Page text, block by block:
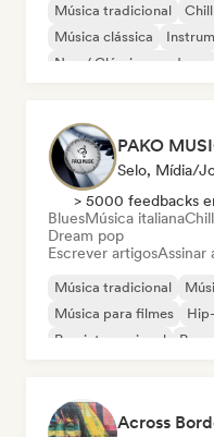
Música tradicional
Música clássica
Neo / Clássico moderno
PAKO
Selo, Mídia/
> 5000 feedbacks
BluesMúsica italiana
Dream pop
Escrever artigosAssinar
Música tradicional
Música para filmes
Pop internacional
Pop
Across